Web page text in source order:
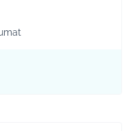
mukaan: Kulttuuri ja